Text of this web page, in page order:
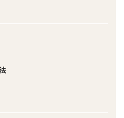
ト嫌いなお子様に！
か食べれなくなりました！」
だいております🥰
まるでデザートのようなトマ
む方もたくさんいらっしゃい